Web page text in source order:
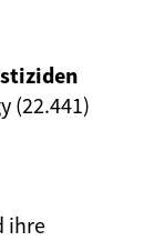
(22.441)
ihre